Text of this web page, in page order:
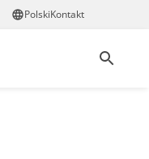
PolskiKontakt